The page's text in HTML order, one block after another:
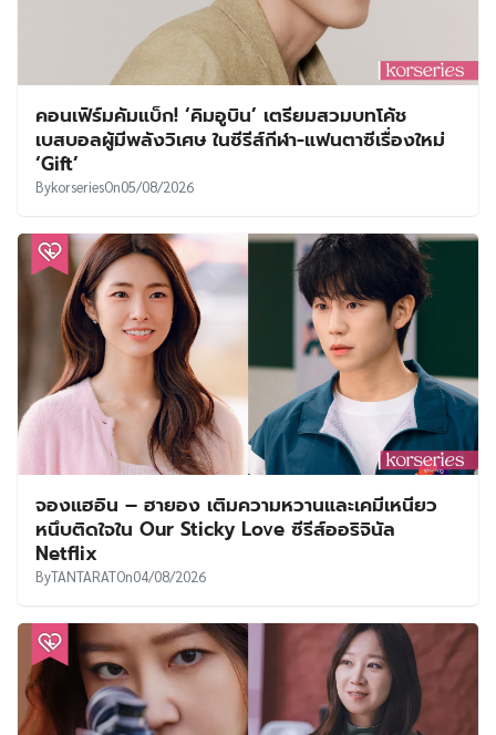
คอนเฟิร์มคัมแบ็ก! ‘คิมอูบิน’ เตรียมสวมบทโค้ช
เบสบอลผู้มีพลังวิเศษ ในซีรีส์กีฬา-แฟนตาซีเรื่องใหม่
‘Gift’
BykorseriesOn05/08/2026
จองแฮอิน – ฮายอง เติมความหวานและเคมีเหนียว
หนึบติดใจใน Our Sticky Love ซีรีส์ออริจินัล
Netflix
ByTANTARATOn04/08/2026